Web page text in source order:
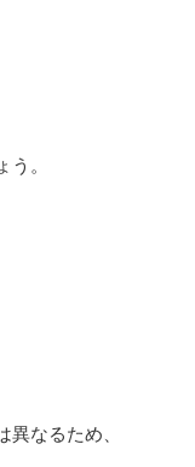
う。
なるため、